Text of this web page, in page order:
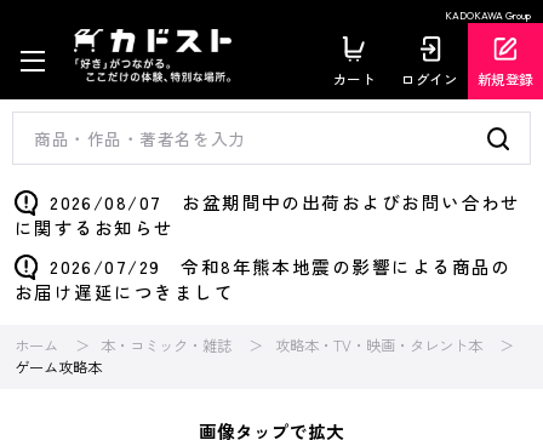
KADOKAWA Group
カート ログイン 新規登録
2026/08/07 お盆期間中の出荷およびお問い合わせ
に関するお知らせ
2026/07/29 令和8年熊本地震の影響による商品の
お届け遅延につきまして
ホーム 本・コミック・雑誌
攻略本・TV・映画・タレント本
ゲーム攻略本
画像タップで拡大